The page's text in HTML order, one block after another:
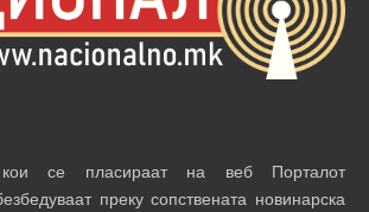
се пласираат на веб Порталот
преку сопствената новинарска